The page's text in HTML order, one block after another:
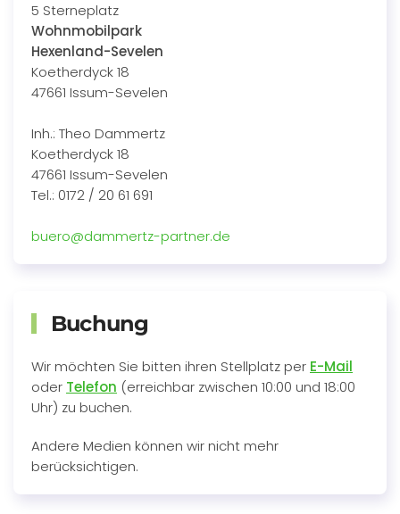
5 Sterneplatz
Wohnmobilpark
Hexenland-Sevelen
Koetherdyck 18
47661 Issum-Sevelen
Inh.: Theo Dammertz
Koetherdyck 18
47661 Issum-Sevelen
Tel.: 0172 / 20 61 691
buero@dammertz-partner.de
Buchung
Wir möchten Sie bitten ihren Stellplatz per E-Mail
oder Telefon (erreichbar zwischen 10:00 und 18:00
Uhr) zu buchen.
Andere Medien können wir nicht mehr
berücksichtigen.